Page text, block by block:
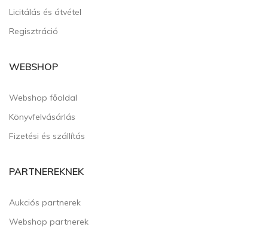
Licitálás és átvétel
Regisztráció
WEBSHOP
Webshop főoldal
Könyvfelvásárlás
Fizetési és szállítás
PARTNEREKNEK
Aukciós partnerek
Webshop partnerek